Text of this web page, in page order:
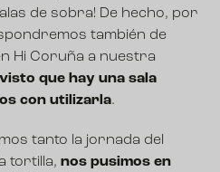
de sobra! De hecho, por
también de
Hi Coruña a nuestra
que hay una sala
con utilizarla.
tanto la jornada del
tortilla, nos pusimos en